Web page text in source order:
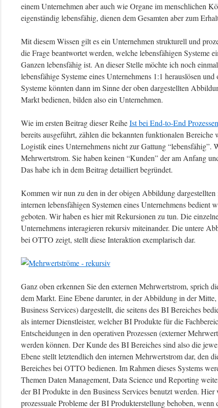
einem Unternehmen aber auch wie Organe im menschlichen
eigenständig lebensfähig, dienen dem Gesamten aber zum
Mit diesem Wissen gilt es ein Unternehmen strukturell und
die Frage beantwortet werden, welche lebensfähigen Systeme
Ganzen lebensfähig ist. An dieser Stelle möchte ich noch
lebensfähige Systeme eines Unternehmens 1:1 herauslösen
Systeme könnten dann im Sinne der oben dargestellten
Markt bedienen, bilden also ein Unternehmen.
Wie im ersten Beitrag dieser ReiheIst bei End-to-End
bereits ausgeführt, zählen die bekannten funktionalen
Logistik eines Unternehmens nicht zur Gattung “lebensfähig”.
Mehrwertstrom. Sie haben keinen “Kunden” der am Anfang
Das habe ich in dem Beitrag detailliert begründet.
Kommen wir nun zu den in der obigen Abbildung
internen lebensfähigen Systemen eines Unternehmens bedient
geboten. Wir haben es hier mit Rekursionen zu tun. Die
Unternehmens interagieren rekursiv miteinander. Die untere
bei OTTO zeigt, stellt diese Interaktion exemplarisch dar.
Ganz oben erkennen Sie den externen Mehrwertstrom, sprich
dem Markt. Eine Ebene darunter, in der Abbildung in der
Business Services) dargestellt, die seitens des BI Bereiches
als interner Dienstleister, welcher BI Produkte für die
Entscheidungen in den operativen Prozessen (externer
werden können. Der Kunde des BI Bereiches sind also die
Ebene stellt letztendlich den internen Mehrwertstrom dar, den
Bereiches bei OTTO bedienen. Im Rahmen dieses Systems
Themen Daten Management, Data Science und Reporting
der BI Produkte in den Business Services benutzt werden. Hier
prozessuale Probleme der BI Produkterstellung behoben,